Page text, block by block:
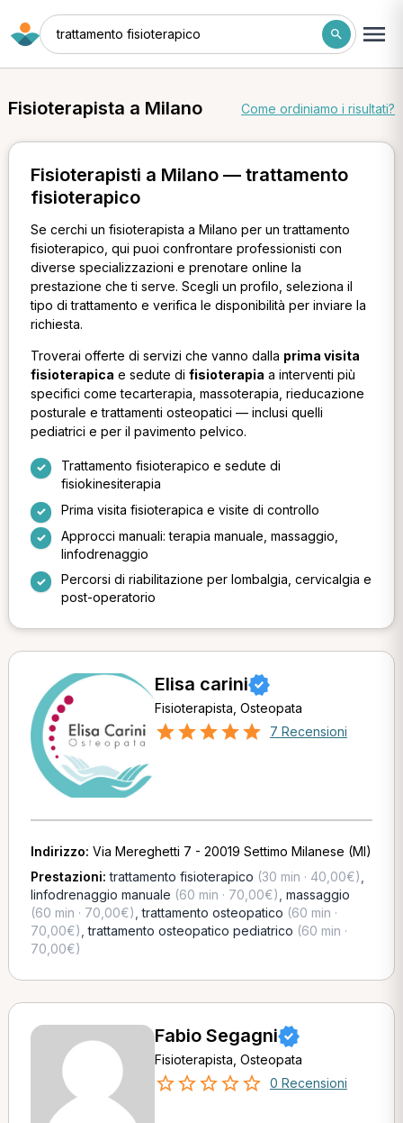
trattamento fisioterapico
Fisioterapista a Milano Come ordiniamo i risultati?
Fisioterapisti a Milano — trattamento
fisioterapico
Se cerchi un fisioterapista a Milano per un trattamento
fisioterapico, qui puoi confrontare professionisti con
diverse specializzazioni e prenotare online la
prestazione che ti serve. Scegli un profilo, seleziona il
tipo di trattamento e verifica le disponibilità per inviare la
richiesta.
Troverai offerte di servizi che vanno dalla prima visita
fisioterapica e sedute di fisioterapia a interventi più
specifici come tecarterapia, massoterapia, rieducazione
posturale e trattamenti osteopatici — inclusi quelli
pediatrici e per il pavimento pelvico.
Trattamento fisioterapico e sedute di
fisiokinesiterapia
Prima visita fisioterapica e visite di controllo
Approcci manuali: terapia manuale, massaggio,
linfodrenaggio
Percorsi di riabilitazione per lombalgia, cervicalgia e
post-operatorio
Elisa carini
Fisioterapista, Osteopata
7 Recensioni
Indirizzo: Via Mereghetti 7 - 20019 Settimo Milanese (MI)
Prestazioni:trattamento fisioterapico (30 min · 40,00€)
linfodrenaggio manuale (60 min · 70,00€) massaggio
(60 min · 70,00€) ,trattamento osteopatico (60 min ·
70,00€) ,trattamento osteopatico pediatrico (60 min ·
70,00€)
Fabio Segagni
Fisioterapista, Osteopata
0 Recensioni